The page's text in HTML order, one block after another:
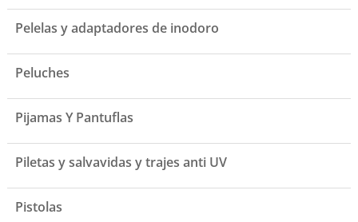
Pelelas y adaptadores de inodoro
Peluches
Pijamas Y Pantuflas
Piletas y salvavidas y trajes anti UV
Pistolas